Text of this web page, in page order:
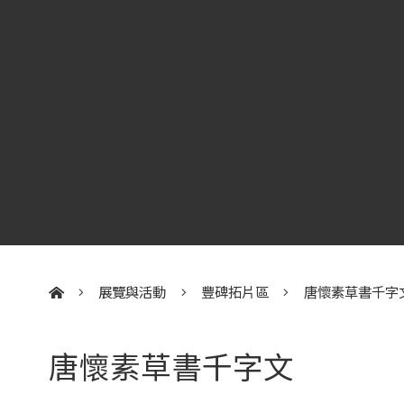
展覽與活動 豐碑拓片區 唐懷素草書千字
唐懷素草書千字文